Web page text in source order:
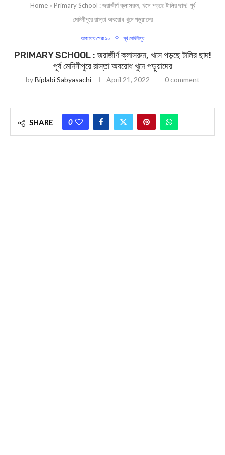
Home» Primary School : জরাজীর্ণ ক্লাসরুম, খসে পড়ছে টালির ছাদ! পূর্ব
মেদিনীপুরে রাস্তা অবরোধ খুদে পড়ুয়াদের
আজকের সেরা ১০ পূর্ব মেদিনীপুর
PRIMARY SCHOOL : জরাজীর্ণ ক্লাসরুম, খসে পড়ছে টালির ছাদ!
পূর্ব মেদিনীপুরে রাস্তা অবরোধ খুদে পড়ুয়াদের
byBiplabi Sabyasachi April 21, 2022 0 comment
SHARE 0